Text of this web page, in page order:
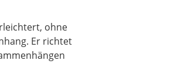
ohne
Er richtet